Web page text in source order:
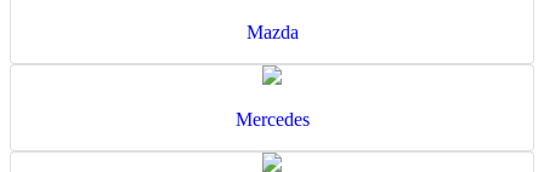
Mazda
Mercedes